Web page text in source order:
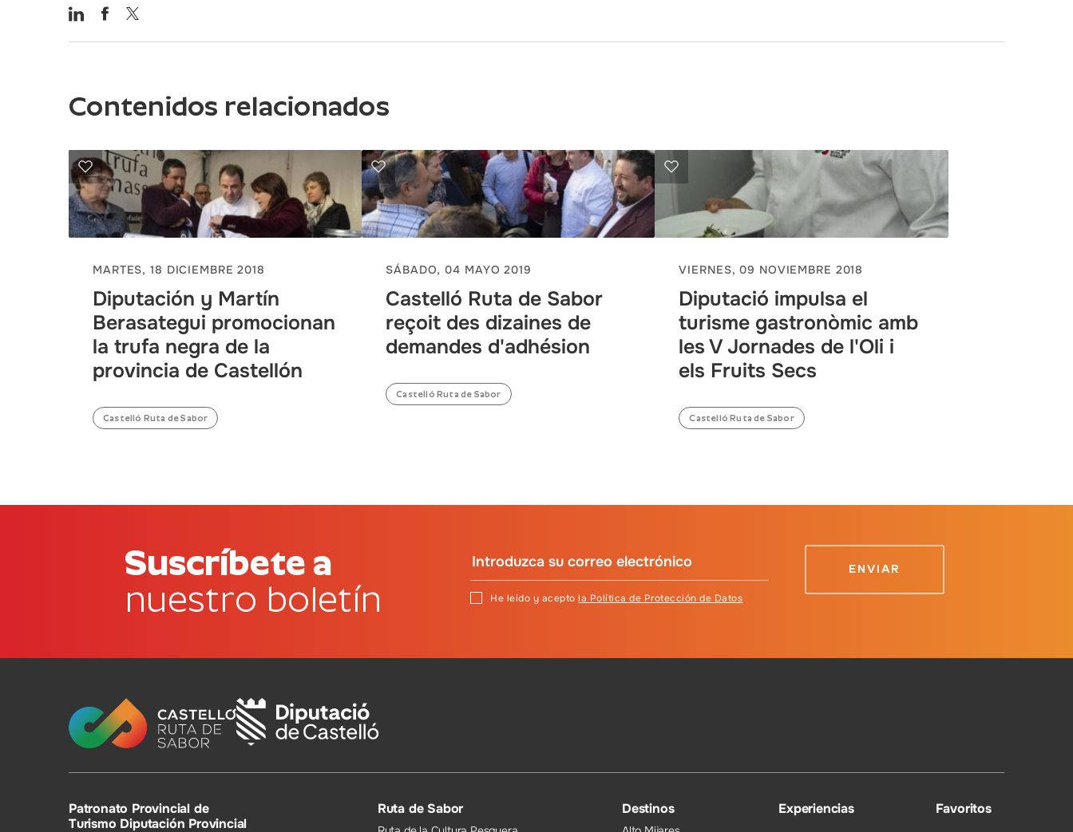
Contenidos relacionados
MARTES, 18 DICIEMBRE 2018
Diputación y Martín
Berasategui promocionan
la trufa negra de la
provincia de Castellón
Castelló Ruta de Sabor
SÁBADO, 04 MAYO 2019
Castelló Ruta de Sabor
reçoit des dizaines de
demandes d'adhésion
Castelló Ruta de Sabor
VIERNES, 09 NOVIEMBRE 2018
Diputació impulsa el
turisme gastronòmic amb
les V Jornades de l'Oli i
els Fruits Secs
Castelló Ruta de Sabor
Suscríbete a
nuestro boletín
He leído y aceptola Política de Protección de Datos
Patronato Provincial de
Turismo Diputación Provincial
Ruta de Sabor Destinos
Experiencias
Favoritos